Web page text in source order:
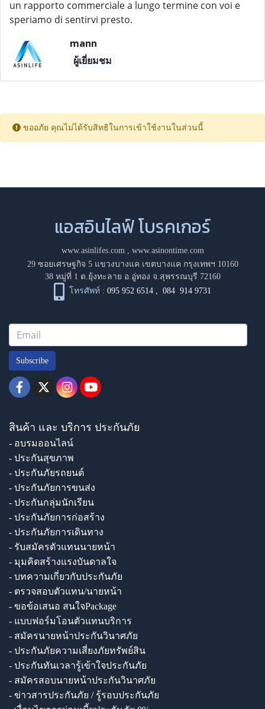
un rapporto commerciale a lungo termine con voi e
speriamo di sentirvi presto.
mann
ผู้เยี่ยมชม
ขออภัย คุณไม่ได้รับสิทธิในการเข้าใช้งานในส่วนนี้
แอสอินไลฟ์ โบรคเกอร์
www.asinlifes.com, www.asinontime.com
29 ซอยเศรษฐกิจ 5 แขวงบางแค เขตบางแค กรุงเทพฯ 10160
38 หมู่ที่ 1 ต.ยุ้งทะลาย อ.อู่ทอง จ.สุพรรณบุรี 72160
โทรศัพท์ : 095 952 6514 ,084 914 9731
Subscribe
สินค้า และ บริการ ประกันภัย
- อบรมออนไลน์
- ประกันสุขภาพ
- ประกันภัยรถยนต์
- ประกันภัยการขนส่ง
- ประกันกลุ่มนักเรียน
- ประกันภัยการก่อสร้าง
- ประกันภัยการเดินทาง
- รับสมัครตัวแทนนายหน้า
- มุมคิดสร้างแรงบันดาลใจ
- บทความเกี่ยวกับประกันภัย
- ตรวจสอบตัวแทน/นายหน้า
- ขอข้อเสนอ สนใจPackage
- แบบฟอร์มโอนตัวแทนบริการ
- สมัครนายหน้าประกันวินาศภัย
- ประกันภัยความเสี่ยงภัยทรัพย์สิน
- ประกันทันเวลารู้เข้าใจประกันภัย
- สมัครสอบนายหน้าประกันวินาศภัย
- ข่าวสารประกันภัย / รู้รอบประกันภัย